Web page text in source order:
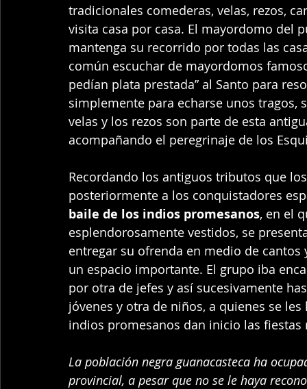
tradicionales comederas, velas, rezos,
visita casa por casa. El mayordomo del
mantenga su recorrido por todas las
común escuchar de mayordomos
pedían plata prestada” al Santo para
simplemente para echarse unos
velas y los rezos son parte de esta
acompañando el peregrinaje de los
Recordando los antiguos tributos que
posteriormente a los conquistadores
baile de los indios promesanos, en el
esplendorosamente vestidos, se
entregar su ofrenda en medio de
un espacio importante. El grupo iba
por otra de jefes y así sucesivamente
jóvenes y otra de niños, a quienes se
indios promesanos dan inicio las
La población negra guanacasteca ha
provincial, a pesar que no se le haya